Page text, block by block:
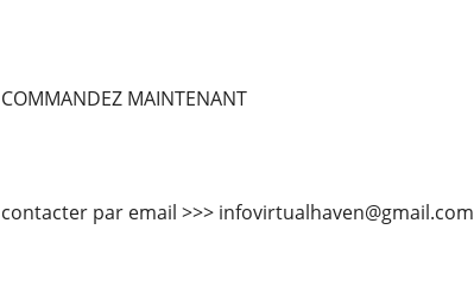
COMMANDEZ MAINTENANT
contacter par email >>> infovirtualhaven@gmail.com